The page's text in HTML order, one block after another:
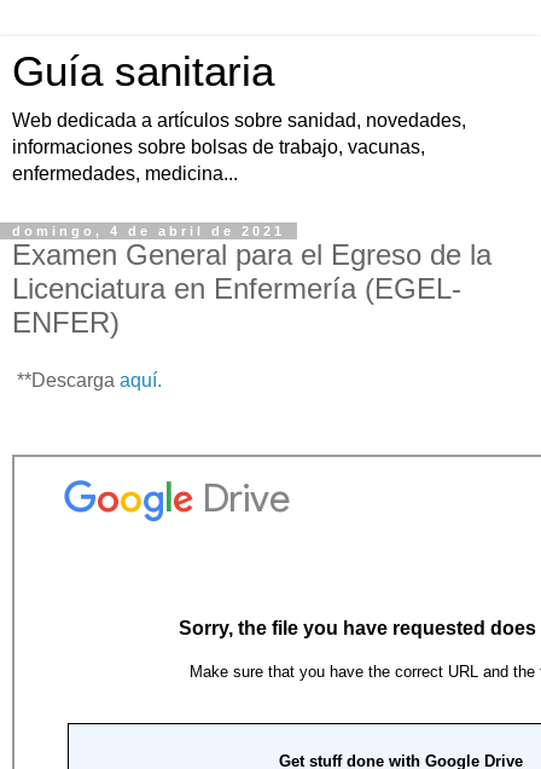
Guía sanitaria
Web dedicada a artículos sobre sanidad, novedades,
informaciones sobre bolsas de trabajo, vacunas,
enfermedades, medicina...
domingo, 4 de abril de 2021
Examen General para el Egreso de la
Licenciatura en Enfermería (EGEL-
ENFER)
**Descarga aquí.